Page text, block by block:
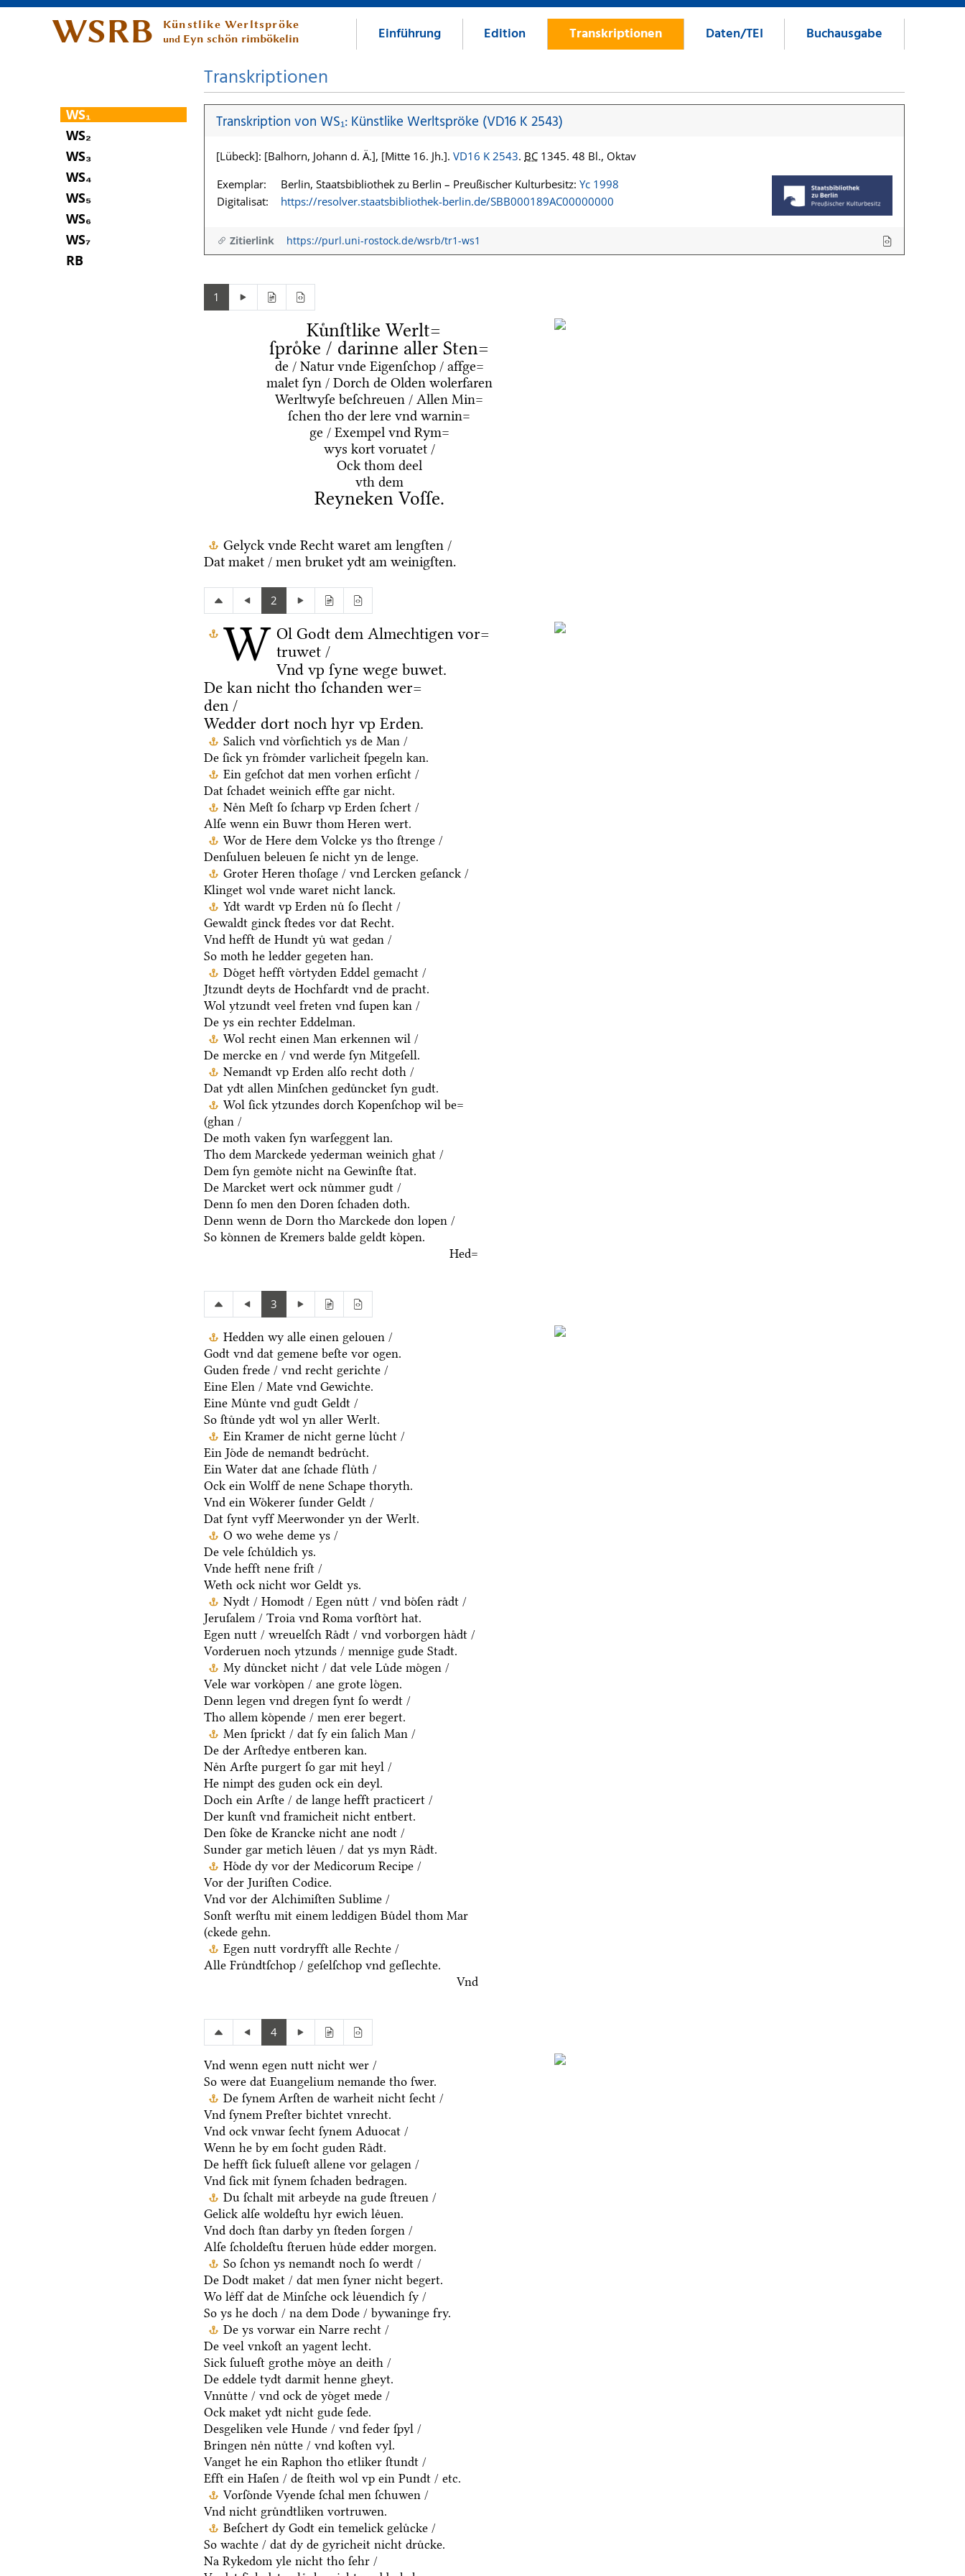
WSRB Künstlike Werltspröke
und Eyn schön rimbökelin Einführung Edition Transkriptionen Daten/TEI Buchausgabe
WS₁
WS₂
WS₃
WS₄
WS₅
WS₆
WS₇
RB
Transkriptionen
Transkription von WS₁: Künstlike Werltspröke (VD16 K 2543)
[Lübeck]: [Balhorn, Johann d. Ä.], [Mitte 16. Jh.]. VD16 K 2543. BC 1345. 48 Bl., Oktav
Exemplar:
Berlin, Staatsbibliothek zu Berlin – Preußischer Kulturbesitz: Yc 1998
Digitalisat:
https://resolver.staatsbibliothek-berlin.de/SBB000189AC00000000
Zitierlink https://purl.uni-rostock.de/wsrb/tr1-ws1
1
Kuͤnſtlike Werlt=
ſproͤke / darinne aller Sten=
de / Natur vnde Eigenſchop / affge=
malet ſyn / Dorch de Olden wolerfaren
Werltwyſe beſchreuen / Allen Min=
ſchen tho der lere vnd warnin=
ge / Exempel vnd Rym=
wys kort voruatet /
Ock thom deel
vth dem
Reyneken Voſſe.
Gelyck vnde Recht waret am lengſten /
Dat maket / men bruket ydt am weinigſten.
2
W Ol Godt dem Almechtigen vor=
truwet /
Vnd vp ſyne wege buwet.
De kan nicht tho ſchanden wer=
den /
Wedder dort noch hyr vp Erden.
Salich vnd voͤrſichtich ys de Man /
De ſick yn froͤmder varlicheit ſpegeln kan.
Ein geſchot dat men vorhen erſicht /
Dat ſchadet weinich effte gar nicht.
Neͤn Meſt ſo ſcharp vp Erden ſchert /
Alſe wenn ein Buwr thom Heren wert.
Wor de Here dem Volcke ys tho ſtrenge /
Denſuluen beleuen ſe nicht yn de lenge.
Groter Heren thoſage / vnd Lercken geſanck /
Klinget wol vnde waret nicht lanck.
Ydt wardt vp Erden nuͤ ſo ſlecht /
Gewaldt ginck ſtedes vor dat Recht.
Vnd hefft de Hundt yuͤ wat gedan /
So moth he ledder gegeten han.
Doͤget hefft voͤrtyden Eddel gemacht /
Jtzundt deyts de Hochfardt vnd de pracht.
Wol ytzundt veel freten vnd ſupen kan /
De ys ein rechter Eddelman.
Wol recht einen Man erkennen wil /
De mercke en / vnd werde ſyn Mitgeſell.
Nemandt vp Erden alſo recht doth /
Dat ydt allen Minſchen geduͤncket ſyn gudt.
Wol ſick ytzundes dorch Kopenſchop wil be=
(ghan /
De moth vaken ſyn warſeggent lan.
Tho dem Marckede yederman weinich ghat /
Dem ſyn gemoͤte nicht na Gewinſte ſtat.
De Marcket wert ock nuͤmmer gudt /
Denn ſo men den Doren ſchaden doth.
Denn wenn de Dorn tho Marckede don lopen /
So koͤnnen de Kremers balde geldt koͤpen.
Hed=
3
Hedden wy alle einen gelouen /
Godt vnd dat gemene beſte vor ogen.
Guden frede / vnd recht gerichte /
Eine Elen / Mate vnd Gewichte.
Eine Muͤnte vnd gudt Geldt /
So ſtuͤnde ydt wol yn aller Werlt.
Ein Kramer de nicht gerne luͤcht /
Ein Joͤde de nemandt bedruͤcht.
Ein Water dat ane ſchade fluͤth /
Ock ein Wolff de nene Schape thoryth.
Vnd ein Woͤkerer ſunder Geldt /
Dat ſynt vyff Meerwonder yn der Werlt.
O wo wehe deme ys /
De vele ſchuͤldich ys.
Vnde hefft nene friſt /
Weth ock nicht wor Geldt ys.
Nydt / Homodt / Egen nuͤtt / vnd boͤſen raͤdt /
Jeruſalem / Troia vnd Roma vorſtoͤrt hat.
Egen nutt / wreuelſch Raͤdt / vnd vorborgen haͤdt /
Vorderuen noch ytzunds / mennige gude Stadt.
My duͤncket nicht / dat vele Luͤde moͤgen /
Vele war vorkoͤpen / ane grote loͤgen.
Denn legen vnd dregen ſynt ſo werdt /
Tho allem koͤpende / men erer begert.
Men ſprickt / dat ſy ein ſalich Man /
De der Arſtedye entberen kan.
Neͤn Arſte purgert ſo gar mit heyl /
He nimpt des guden ock ein deyl.
Doch ein Arſte / de lange hefft practicert /
Der kunſt vnd framicheit nicht entbert.
Den ſoͤke de Krancke nicht ane nodt /
Sunder gar metich leͤuen / dat ys myn Raͤdt.
Hoͤde dy vor der Medicorum Recipe /
Vor der Juriſten Codice.
Vnd vor der Alchimiſten Sublime /
Sonſt werſtu mit einem leddigen Buͤdel thom Mar
(ckede gehn.
Egen nutt vordryfft alle Rechte /
Alle Fruͤndtſchop / geſelſchop vnd geſlechte.
Vnd
4
Vnd wenn egen nutt nicht wer /
So were dat Euangelium nemande tho ſwer.
De ſynem Arſten de warheit nicht ſecht /
Vnd ſynem Preſter bichtet vnrecht.
Vnd ock vnwar ſecht ſynem Aduocat /
Wenn he by em ſocht guden Raͤdt.
De hefft ſick ſulueſt allene vor gelagen /
Vnd ſick mit ſynem ſchaden bedragen.
Du ſchalt mit arbeyde na gude ſtreuen /
Gelick alſe woldeſtu hyr ewich leͤuen.
Vnd doch ſtan darby yn ſteden ſorgen /
Alſe ſcholdeſtu ſteruen huͤde edder morgen.
So ſchon ys nemandt noch ſo werdt /
De Dodt maket / dat men ſyner nicht begert.
Wo leͤff dat de Minſche ock leͤuendich ſy /
So ys he doch / na dem Dode / bywaninge fry.
De ys vorwar ein Narre recht /
De veel vnkoſt an yagent lecht.
Sick ſulueſt grothe moͤye an deith /
De eddele tydt darmit henne gheyt.
Vnnuͤtte / vnd ock de yoͤget mede /
Ock maket ydt nicht gude ſede.
Desgeliken vele Hunde / vnd feder ſpyl /
Bringen neͤn nuͤtte / vnd koſten vyl.
Vanget he ein Raphon tho etliker ſtundt /
Efft ein Haſen / de ſteith wol vp ein Pundt / etc.
Vorſoͤnde Vyende ſchal men ſchuwen /
Vnd nicht gruͤndtliken vortruwen.
Beſchert dy Godt ein temelick geluͤcke /
So wachte / dat dy de gyricheit nicht druͤcke.
Na Rykedom yle nicht tho ſehr /